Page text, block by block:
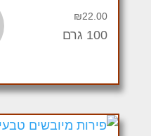
₪22.00
100 גרם